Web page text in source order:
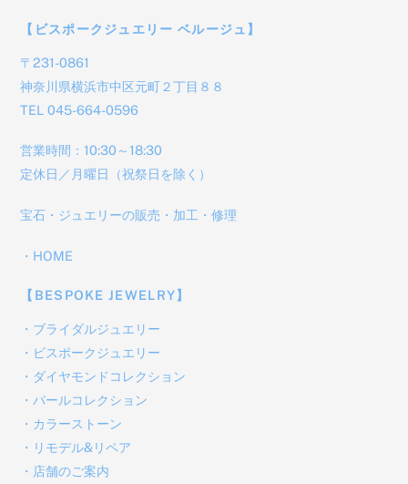
【ビスポークジュエリー ベルージュ】
〒231-0861
神奈川県横浜市中区元町２丁目８８
TEL 045-664-0596
営業時間：10:30～18:30
定休日／月曜日（祝祭日を除く）
宝石・ジュエリーの販売・加工・修理
・ HOME
【BESPOKE JEWELRY】
・ ブライダルジュエリー
・ ビスポークジュエリー
・ ダイヤモンドコレクション
・ パールコレクション
・ カラーストーン
・ リモデル&リペア
・ 店舗のご案内